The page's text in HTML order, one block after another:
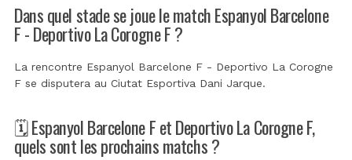
Dans quel stade se joue le match Espanyol Barcelone
F - Deportivo La Corogne F ?
La rencontre Espanyol Barcelone F - Deportivo La Corogne
F se disputera au Ciutat Esportiva Dani Jarque.
🗓️ Espanyol Barcelone F et Deportivo La Corogne F,
quels sont les prochains matchs ?